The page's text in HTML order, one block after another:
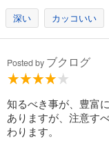
深い カッコいい
Posted by ブクログ
知るべき事が、豊富
ありますが、注意す
わります。